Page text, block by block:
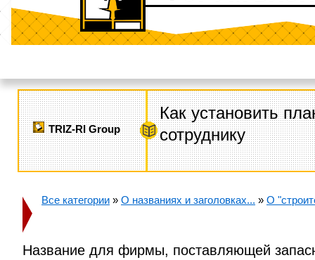
TRIZ-RI Group
Как установить
сотруднику
Все категории » О названиях и заголовках... » О
Название для фирмы, поставляющей